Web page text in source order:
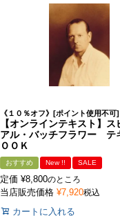
《１０％オフ》[ポイント使用不可]
【オンラインテキスト】ス
アル・バッチフラワー テ
ＯＯＫ
おすすめ New !! SALE
定価 ¥8,800のところ
当店販売価格 ¥7,920税込
カートに入れる